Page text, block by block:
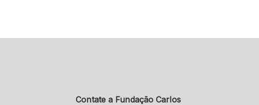
Contate a Fundação Carlos